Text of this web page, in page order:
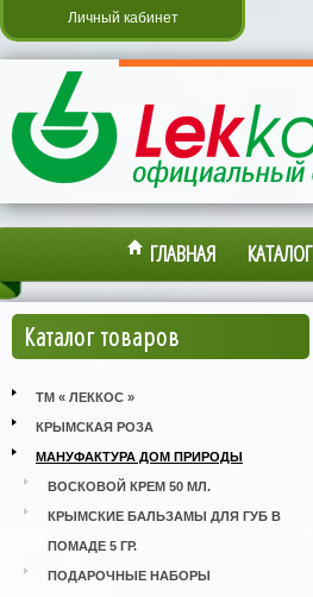
Личный кабинет
ГЛАВНАЯ КАТАЛОГ
Каталог товаров
ТМ « ЛЕККОС »
КРЫМСКАЯ РОЗА
МАНУФАКТУРА ДОМ ПРИРОДЫ
ВОСКОВОЙ КРЕМ 50 МЛ.
КРЫМСКИЕ БАЛЬЗАМЫ ДЛЯ ГУБ В
ПОМАДЕ 5 ГР.
ПОДАРОЧНЫЕ НАБОРЫ